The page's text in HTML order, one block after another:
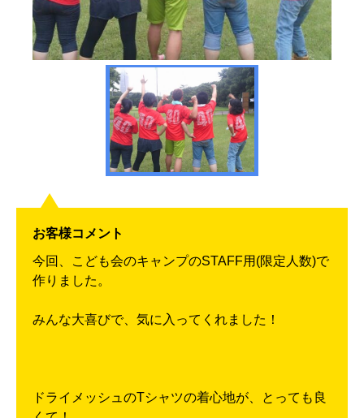
お客様コメント
今回、こども会のキャンプのSTAFF用(限定人数)で
作りました。
みんな大喜びで、気に入ってくれました！
ドライメッシュのTシャツの着心地が、とっても良